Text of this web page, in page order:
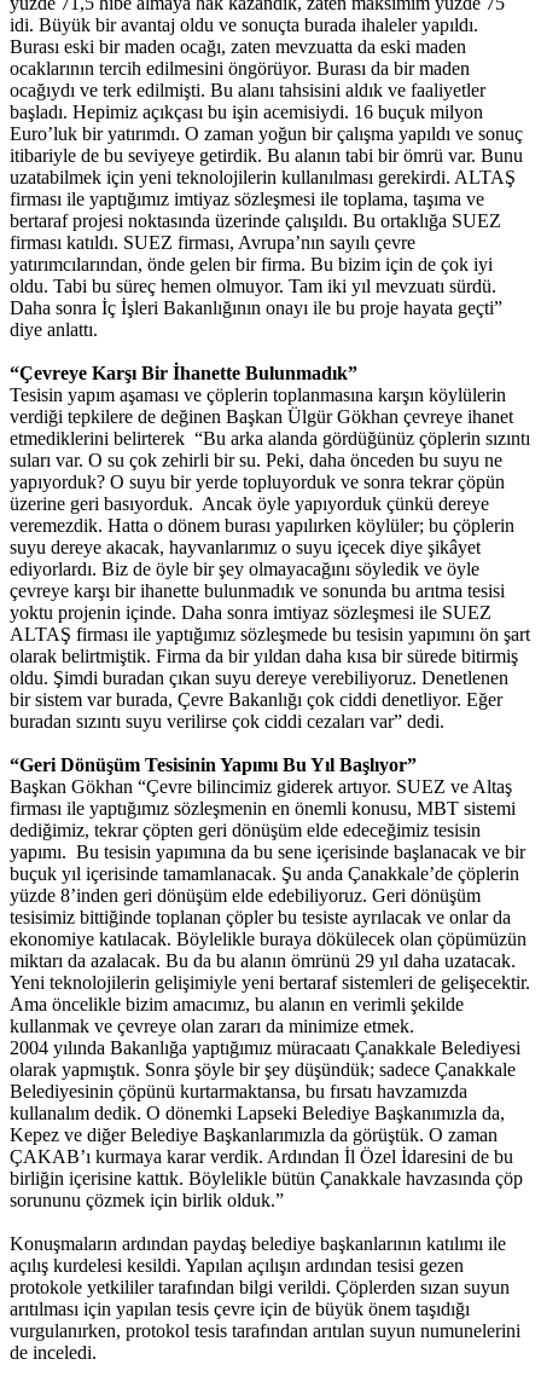
idi. Büyük bir avantaj oldu ve sonuçta burada ihaleler yapıldı.
Burası eski bir maden ocağı, zaten mevzuatta da eski maden
ocaklarının tercih edilmesini öngörüyor. Burası da bir maden
ocağıydı ve terk edilmişti. Bu alanı tahsisini aldık ve faaliyetler
başladı. Hepimiz açıkçası bu işin acemisiydi. 16 buçuk milyon
Euro’luk bir yatırımdı. O zaman yoğun bir çalışma yapıldı ve sonuç
itibariyle de bu seviyeye getirdik. Bu alanın tabi bir ömrü var. Bunu
uzatabilmek için yeni teknolojilerin kullanılması gerekirdi. ALTAŞ
firması ile yaptığımız imtiyaz sözleşmesi ile toplama, taşıma ve
bertaraf projesi noktasında üzerinde çalışıldı. Bu ortaklığa SUEZ
firması katıldı. SUEZ firması, Avrupa’nın sayılı çevre
yatırımcılarından, önde gelen bir firma. Bu bizim için de çok iyi
oldu. Tabi bu süreç hemen olmuyor. Tam iki yıl mevzuatı sürdü.
Daha sonra İç İşleri Bakanlığının onayı ile bu proje hayata geçti”
diye anlattı.
“Çevreye Karşı Bir İhanette Bulunmadık”
Tesisin yapım aşaması ve çöplerin toplanmasına karşın köylülerin
verdiği tepkilere de değinen Başkan Ülgür Gökhan çevreye ihanet
etmediklerini belirterek “Bu arka alanda gördüğünüz çöplerin sızıntı
suları var. O su çok zehirli bir su. Peki, daha önceden bu suyu ne
yapıyorduk? O suyu bir yerde topluyorduk ve sonra tekrar çöpün
üzerine geri basıyorduk. Ancak öyle yapıyorduk çünkü dereye
veremezdik. Hatta o dönem burası yapılırken köylüler; bu çöplerin
suyu dereye akacak, hayvanlarımız o suyu içecek diye şikâyet
ediyorlardı. Biz de öyle bir şey olmayacağını söyledik ve öyle
çevreye karşı bir ihanette bulunmadık ve sonunda bu arıtma tesisi
yoktu projenin içinde. Daha sonra imtiyaz sözleşmesi ile SUEZ
ALTAŞ firması ile yaptığımız sözleşmede bu tesisin yapımını ön şart
olarak belirtmiştik. Firma da bir yıldan daha kısa bir sürede bitirmiş
oldu. Şimdi buradan çıkan suyu dereye verebiliyoruz. Denetlenen
bir sistem var burada, Çevre Bakanlığı çok ciddi denetliyor. Eğer
buradan sızıntı suyu verilirse çok ciddi cezaları var” dedi.
“Geri Dönüşüm Tesisinin Yapımı Bu Yıl Başlıyor”
Başkan Gökhan “Çevre bilincimiz giderek artıyor. SUEZ ve Altaş
firması ile yaptığımız sözleşmenin en önemli konusu, MBT sistemi
dediğimiz, tekrar çöpten geri dönüşüm elde edeceğimiz tesisin
yapımı. Bu tesisin yapımına da bu sene içerisinde başlanacak ve bir
buçuk yıl içerisinde tamamlanacak. Şu anda Çanakkale’de çöplerin
yüzde 8’inden geri dönüşüm elde edebiliyoruz. Geri dönüşüm
tesisimiz bittiğinde toplanan çöpler bu tesiste ayrılacak ve onlar da
ekonomiye katılacak. Böylelikle buraya dökülecek olan çöpümüzün
miktarı da azalacak. Bu da bu alanın ömrünü 29 yıl daha uzatacak.
Yeni teknolojilerin gelişimiyle yeni bertaraf sistemleri de gelişecektir.
Ama öncelikle bizim amacımız, bu alanın en verimli şekilde
kullanmak ve çevreye olan zararı da minimize etmek.
2004 yılında Bakanlığa yaptığımız müracaatı Çanakkale Belediyesi
olarak yapmıştık. Sonra şöyle bir şey düşündük; sadece Çanakkale
Belediyesinin çöpünü kurtarmaktansa, bu fırsatı havzamızda
kullanalım dedik. O dönemki Lapseki Belediye Başkanımızla da,
Kepez ve diğer Belediye Başkanlarımızla da görüştük. O zaman
ÇAKAB’ı kurmaya karar verdik. Ardından İl Özel İdaresini de bu
birliğin içerisine kattık. Böylelikle bütün Çanakkale havzasında çöp
sorununu çözmek için birlik olduk.”
Konuşmaların ardından paydaş belediye başkanlarının katılımı ile
açılış kurdelesi kesildi. Yapılan açılışın ardından tesisi gezen
protokole yetkililer tarafından bilgi verildi. Çöplerden sızan suyun
arıtılması için yapılan tesis çevre için de büyük önem taşıdığı
vurgulanırken, protokol tesis tarafından arıtılan suyun numunelerini
de inceledi.